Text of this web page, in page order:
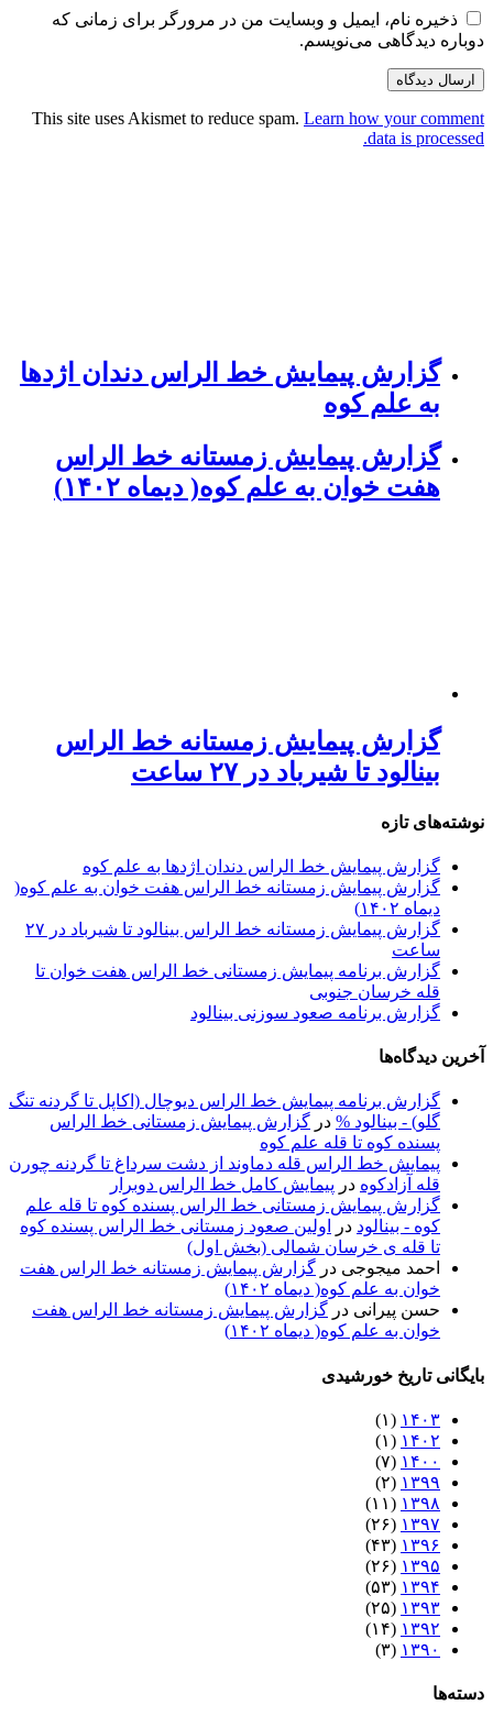
ذخیره نام، ایمیل و وبسایت من در مرورگر برای زمانی که
دوباره دیدگاهی می‌نویسم.
This site uses Akismet to reduce spam. Learn how your comment
data is processed.
گزارش پیمایش خط الراس دندان اژدها
به علم کوه
گزارش پیمایش زمستانه خط الراس
هفت خوان به علم کوه( دیماه ۱۴۰۲)
گزارش پیمایش زمستانه خط الراس
بینالود تا شیرباد در ۲۷ ساعت
نوشته‌های تازه
گزارش پیمایش خط الراس دندان اژدها به علم کوه
گزارش پیمایش زمستانه خط الراس هفت خوان به علم کوه(
دیماه ۱۴۰۲)
گزارش پیمایش زمستانه خط الراس بینالود تا شیرباد در ۲۷
ساعت
گزارش برنامه پیمایش زمستانی خط الراس هفت خوان تا
قله خرسان جنوبی
گزارش برنامه صعود سوزنی بینالود
آخرین دیدگاه‌ها
گزارش برنامه پيمايش خط الراس ديوچال (اكاپل تا گردنه تنگ
گلو) - بينالود % در گزارش پیمایش زمستانی خط الراس
پسنده کوه تا قله علم کوه
پيمايش خط الراس قله دماوند از دشت سرداغ تا گردنه چورن
قله آزادكوه در پیمایش کامل خط الراس دوبرار
گزارش پیمایش زمستانی خط الراس پسنده کوه تا قله علم
کوه - بينالود در
اولین صعود زمستانی خط الراس پسنده کوه
تا قله ی خرسان شمالی (بخش اول)
احمد میجوجی در گزارش پیمایش زمستانه خط الراس هفت
خوان به علم کوه( دیماه ۱۴۰۲)
حسن پیرانی در گزارش پیمایش زمستانه خط الراس هفت
خوان به علم کوه( دیماه ۱۴۰۲)
بایگانی تاریخ خورشیدی
۱۴۰۳ (۱)
۱۴۰۲ (۱)
۱۴۰۰ (۷)
۱۳۹۹ (۲)
۱۳۹۸ (۱۱)
۱۳۹۷ (۲۶)
۱۳۹۶ (۴۳)
۱۳۹۵ (۲۶)
۱۳۹۴ (۵۳)
۱۳۹۳ (۲۵)
۱۳۹۲ (۱۴)
۱۳۹۰ (۳)
دسته‌ها